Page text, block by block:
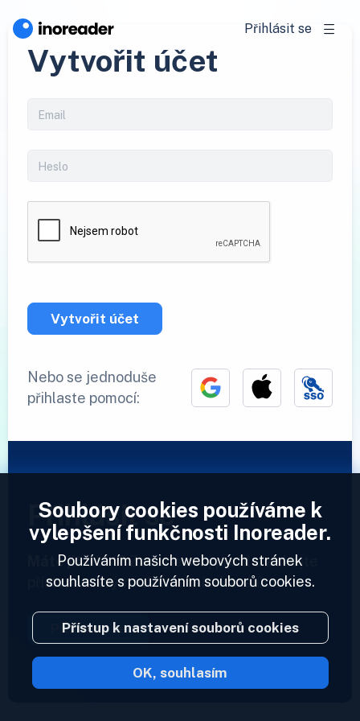
Přihlásit se
Vytvořit účet
Vytvořit účet
Nebo se jednoduše
přihlaste pomocí:
Přihlásit se
Máte již účet?Zadejte svůj profil a získejte
přístup ke svým informačním kanálům.
Přihlásit se
2023 © Inoreader
Soubory cookies používáme k
vylepšení funkčnosti Inoreader.
Používáním našich webových stránek
souhlasíte s používáním souborů cookies.
Přístup k nastavení souborů cookies
OK, souhlasím